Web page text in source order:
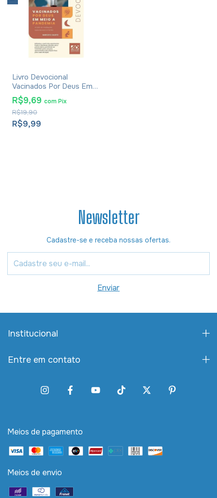
Livro Devocional
Vacinados Por Deus Em
Meio À Pandemia -
Marcos S. Calixto
R$9,99
R$19,90
R$9,69 comPix
Newsletter
Cadastre-se e receba nossas ofertas.
Institucional
Entre em contato
Meios de pagamento
Meios de envio